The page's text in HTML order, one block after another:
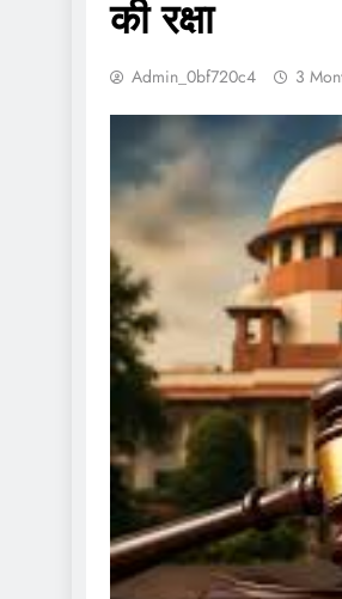
की रक्षा
Admin_0bf720c4 3